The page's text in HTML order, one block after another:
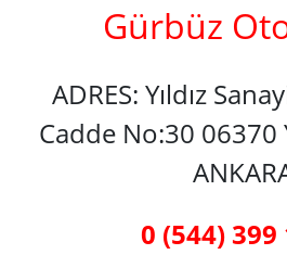
Gürbüz
ADRES: Yıldız
Cadde No:30
0 (544) 399